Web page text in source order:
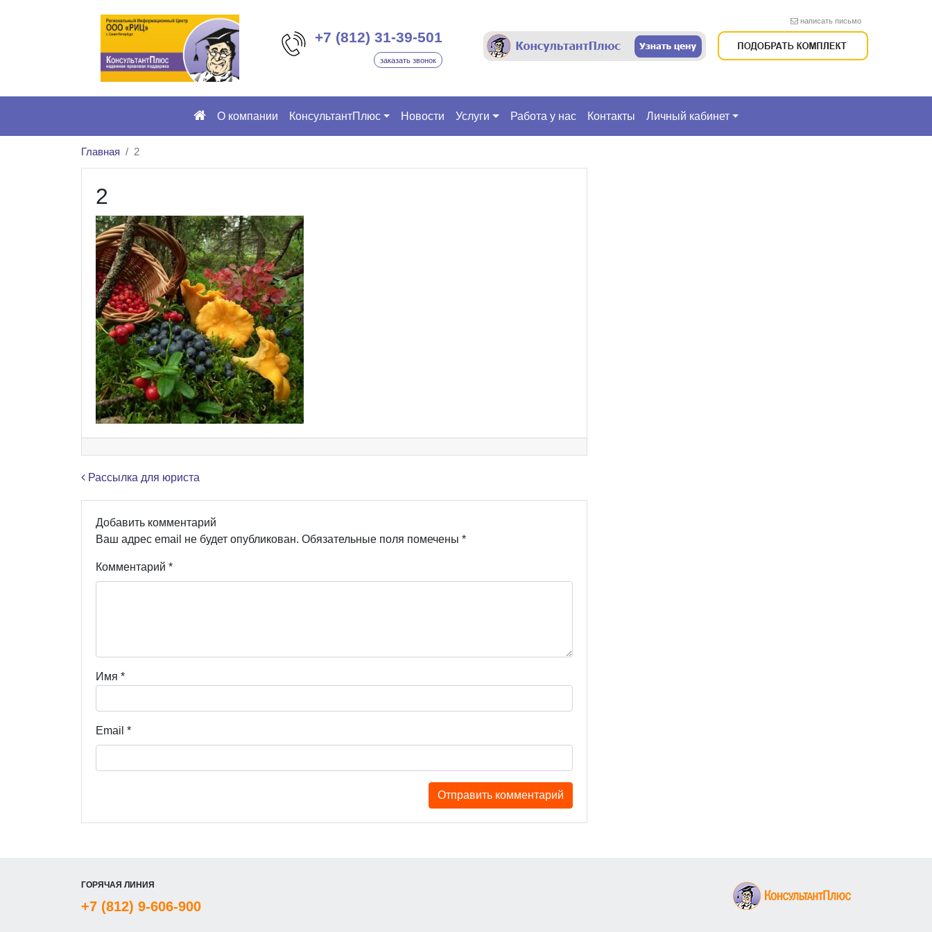
+7 (812) 31-39-501
заказать звонок
написать письмо
О компании КонсультантПлюс Новости Услуги Работа у нас Контакты Личный кабинет
Главная 2
2
Навигация по записям
Рассылка для юриста
Добавить комментарий
Ваш адрес email не будет опубликован. Обязательные поля помечены *
Комментарий *
Имя *
Email *
ГОРЯЧАЯ ЛИНИЯ
+7 (812) 9-606-900